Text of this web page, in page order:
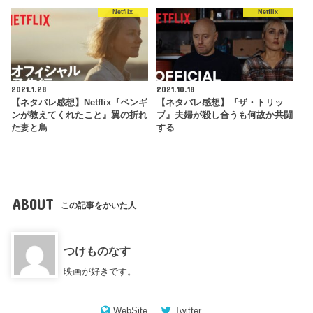
Netflix
2021.1.28
【ネタバレ感想】Netflix『ペンギ
ンが教えてくれたこと』翼の折れ
た妻と鳥
Netflix
2021.10.18
【ネタバレ感想】『ザ・トリッ
プ』夫婦が殺し合うも何故か共闘
する
ABOUT この記事をかいた人
つけものなす
映画が好きです。
WebSite Twitter